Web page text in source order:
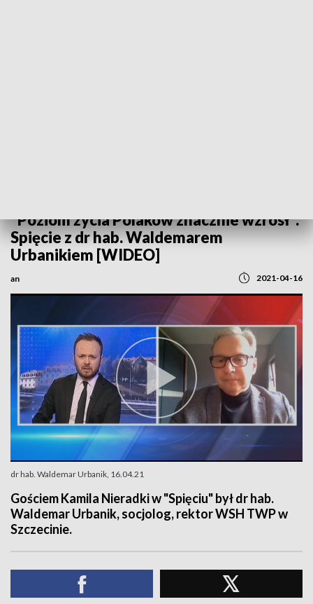
"Poziom życia Polaków znacznie wzrósł".
Spięcie z dr hab. Waldemarem
Urbanikiem [WIDEO]
an 2021-04-16
dr hab. Waldemar Urbanik, 16.04.21
Gościem Kamila Nieradki w "Spięciu" był dr hab.
Waldemar Urbanik, socjolog, rektor WSH TWP w
Szczecinie.